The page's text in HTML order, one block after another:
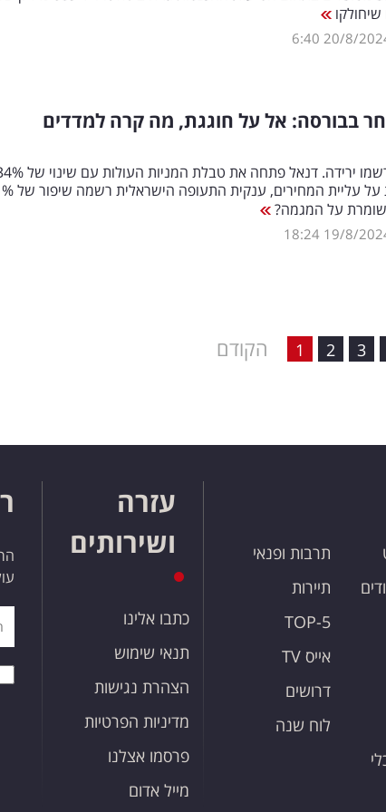
שיחולקו
20/8/
6:40
בבורסה: אל על חוגגת, מה קרה למדדים
שומרת על המגמה?
19/8/
18:24
הקודם 1 2 3
תרבות ופנאי
תיירות
TOP-5
אייס TV
דרושים
לוח שנה
עזרה
ושירותים
כתבו אלינו
תנאי שימוש
הצהרת נגישות
מדיניות הפרטיות
פרסמו אצלנו
מייל אדום